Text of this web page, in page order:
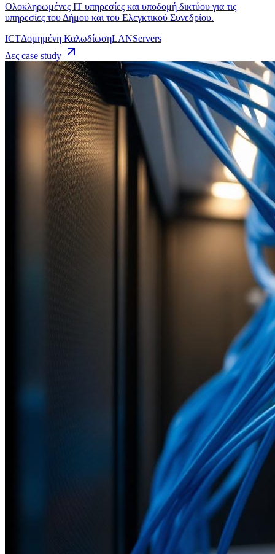
Ολοκληρωμένες IT υπηρεσίες και υποδομή δικτύου για τις
υπηρεσίες του Δήμου και του Ελεγκτικού Συνεδρίου.
ICTΔομημένη ΚαλωδίωσηLANServers
Δες case study